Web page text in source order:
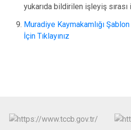
yukarıda bildirilen işleyiş sırası
Muradiye Kaymakamlığı
İçin Tıklayınız